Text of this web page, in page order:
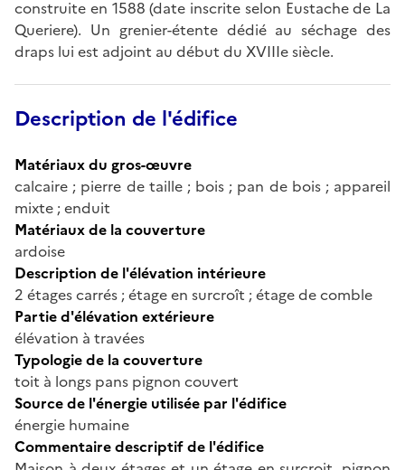
construite en 1588 (date inscrite selon Eustache de La
Queriere). Un grenier-étente dédié au séchage des
draps lui est adjoint au début du XVIIIe siècle.
Description de l'édifice
Matériaux du gros-œuvre
calcaire ; pierre de taille ; bois ; pan de bois ; appareil
mixte ; enduit
Matériaux de la couverture
ardoise
Description de l'élévation intérieure
2 étages carrés ; étage en surcroît ; étage de comble
Partie d'élévation extérieure
élévation à travées
Typologie de la couverture
toit à longs pans pignon couvert
Source de l'énergie utilisée par l'édifice
énergie humaine
Commentaire descriptif de l'édifice